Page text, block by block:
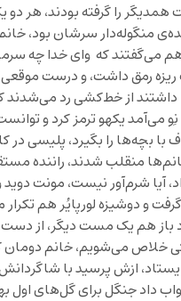
همدیگر را گرفته بودند، هر دو
منگوله‌دار سرشان بود،
می‌گفتند که وای خدا چه
ریزه رمق داشت، و درست
داشتند از خط‌کشی رد می‌شدند
نِو می‌آمد یکهو ترمز کرد و
با بچه‌ها را بگیرد، پلیسی در
منقلب شدند، راننده‌
آیا شرم‌آور نیست، مونت
و دوشیزه لورپایُر هم تکرار
هم یک مست دیگر، از دست
خلاص می‌شویم، خانم دومان
ازش پرسید با
داد جنگل برای گل‌های اول